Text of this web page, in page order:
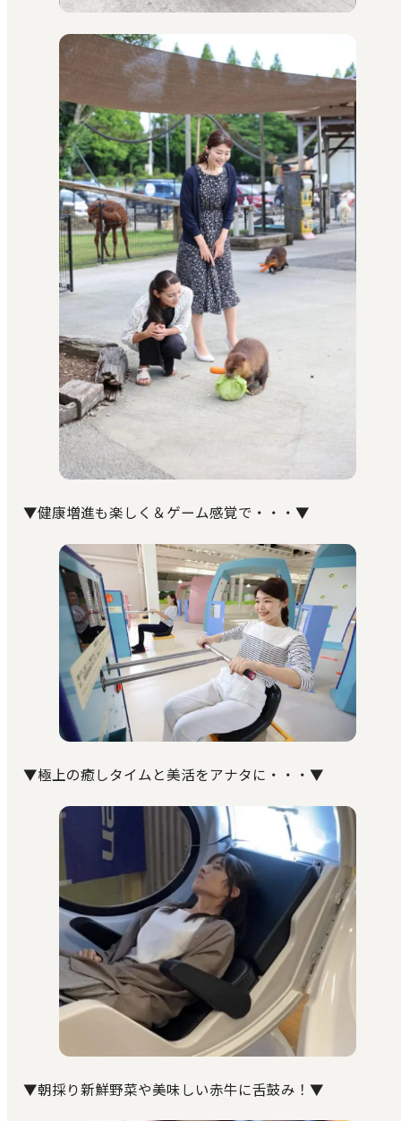
▼健康増進も楽しく＆ゲーム感覚で・・・▼
▼極上の癒しタイムと美活をアナタに・・・▼
▼朝採り新鮮野菜や美味しい赤牛に舌鼓み！▼